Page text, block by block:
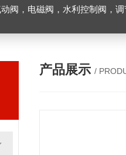
阀，电磁阀，水利控制阀，调节
产品展示 /